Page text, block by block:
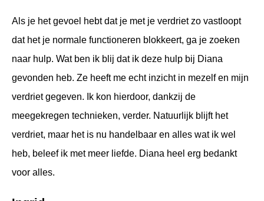
Als je het gevoel hebt dat je met je verdriet zo vastloopt
dat het je normale functioneren blokkeert, ga je zoeken
naar hulp. Wat ben ik blij dat ik deze hulp bij Diana
gevonden heb. Ze heeft me echt inzicht in mezelf en mijn
verdriet gegeven. Ik kon hierdoor, dankzij de
meegekregen technieken, verder. Natuurlijk blijft het
verdriet, maar het is nu handelbaar en alles wat ik wel
heb, beleef ik met meer liefde. Diana heel erg bedankt
voor alles.